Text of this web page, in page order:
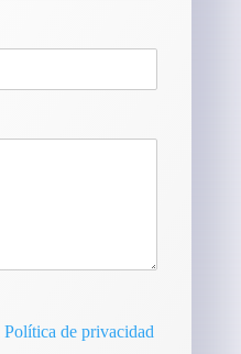
Política de privacidad